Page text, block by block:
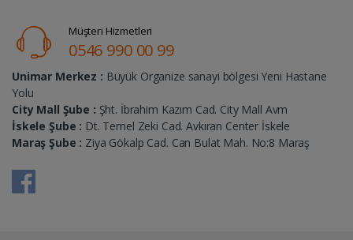
Müşteri Hizmetleri
0546 990 00 99
Unimar Merkez : Büyük Organize sanayi bölgesi Yeni Hastane
Yolu
City Mall Şube : Şht. İbrahim Kazım Cad. City Mall Avm
İskele Şube : Dt. Temel Zeki Cad. Avkıran Center İskele
Maraş Şube : Ziya Gökalp Cad. Can Bulat Mah. No:8 Maraş